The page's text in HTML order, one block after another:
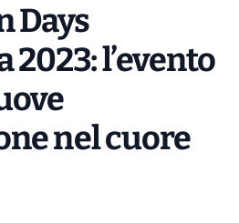
Days
l’evento
nel cuore